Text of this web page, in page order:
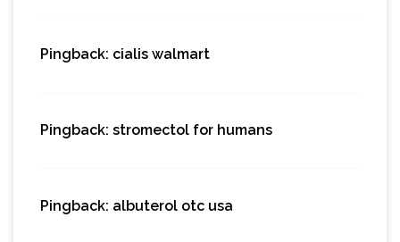
Pingback: cialis walmart
Pingback: stromectol for humans
Pingback: albuterol otc usa